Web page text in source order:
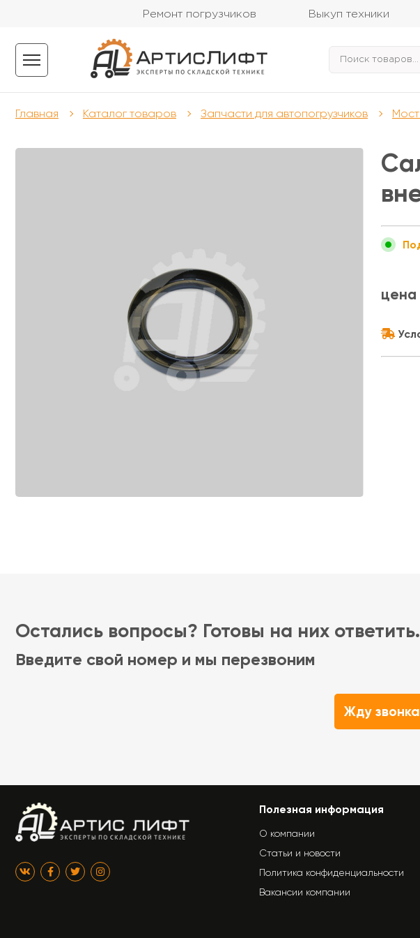
Ремонт погрузчиков Выкуп техники
Главная Каталог товаров Запчасти для автопогрузчиков
цена
Остались вопросы? Готовы на них
Введите свой номер и мы перезвоним
Жду звонка
Полезная информация
О компании
Статьи и новости
Политика конфиденциальности
Вакансии компании